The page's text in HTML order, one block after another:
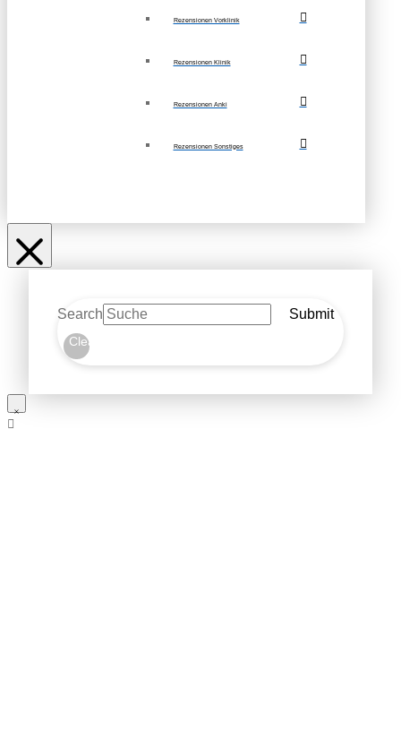
Rezensionen Vorklinik
Rezensionen Klinik
Rezensionen Anki
Rezensionen Sonstiges
Search Submit
Clear